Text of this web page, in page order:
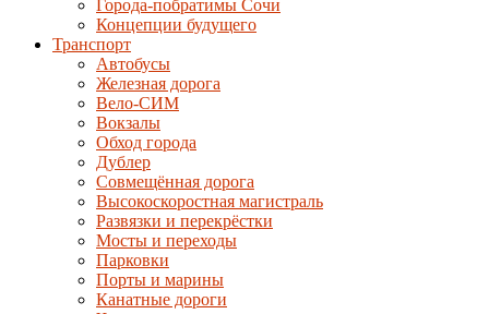
Города-побратимы Сочи
Концепции будущего
Транспорт
Автобусы
Железная дорога
Вело-СИМ
Вокзалы
Обход города
Дублер
Совмещённая дорога
Высокоскоростная магистраль
Развязки и перекрёстки
Мосты и переходы
Парковки
Порты и марины
Канатные дороги